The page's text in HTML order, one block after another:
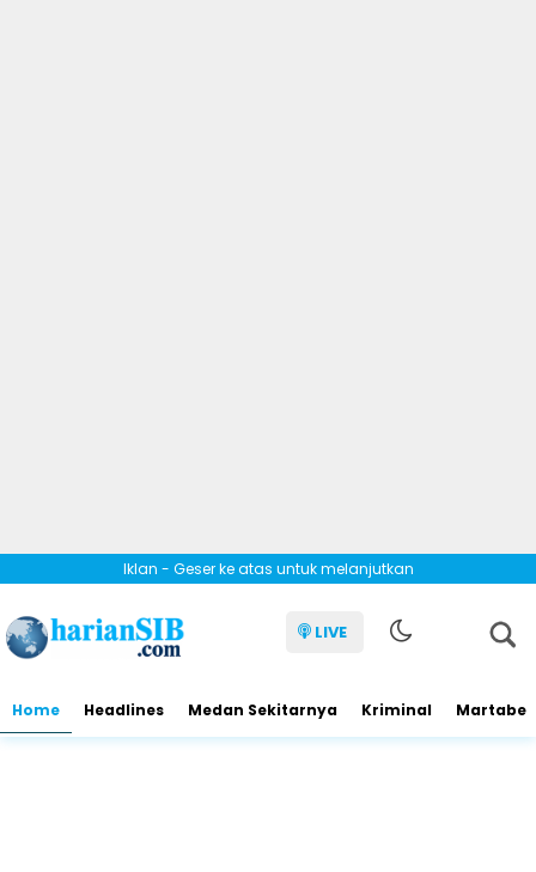
Iklan - Geser ke atas untuk melanjutkan
LIVE
Home Headlines Medan Sekitarnya Kriminal Martabe